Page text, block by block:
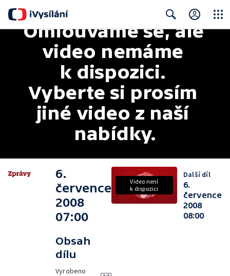
Search
Omlouváme se, ale
video nemáme
k dispozici.
Vyberte si prosím
jiné video z naší
nabídky.
6.
července
2008
07:00
Obsah
dílu
Vyrobeno
Video není
k dispozici
Další díl
6.
července
2008
08:00